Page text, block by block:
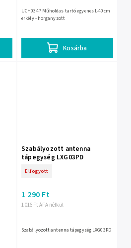
Kosárba
UCH0347 Műholdas tartó egyenes L-40cm
erkély - horganyzott
Szabályozott antenna
tápegység LXG03PD
Elfogyott
1 016 Ft ÁFA nélkül
1 290 Ft
Szabályozott antenna tápegység LXG03PD